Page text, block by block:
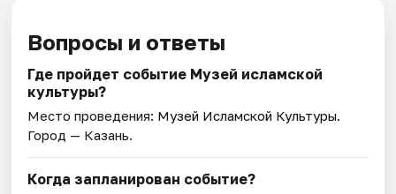
Вопросы и ответы
Где пройдет событие Музей исламской
культуры?
Место проведения: Музей Исламской Культуры.
Город — Казань.
Когда запланирован событие?